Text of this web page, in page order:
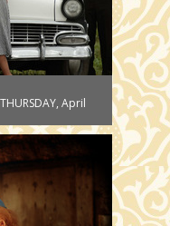
April